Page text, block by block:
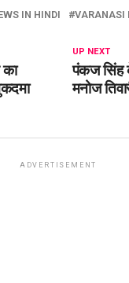
IN HINDI VARANASI
UP NEXT
पंकज सिंह
मनोज
ADVERTISEMENT